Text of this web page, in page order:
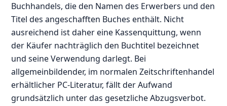
Buchhandels, die den Namen des Erwerbers und den
Titel des angeschafften Buches enthält. Nicht
ausreichend ist daher eine Kassenquittung, wenn
der Käufer nachträglich den Buchtitel bezeichnet
und seine Verwendung darlegt. Bei
allgemeinbildender, im normalen Zeitschriftenhandel
erhältlicher PC-Literatur, fällt der Aufwand
grundsätzlich unter das gesetzliche Abzugsverbot.